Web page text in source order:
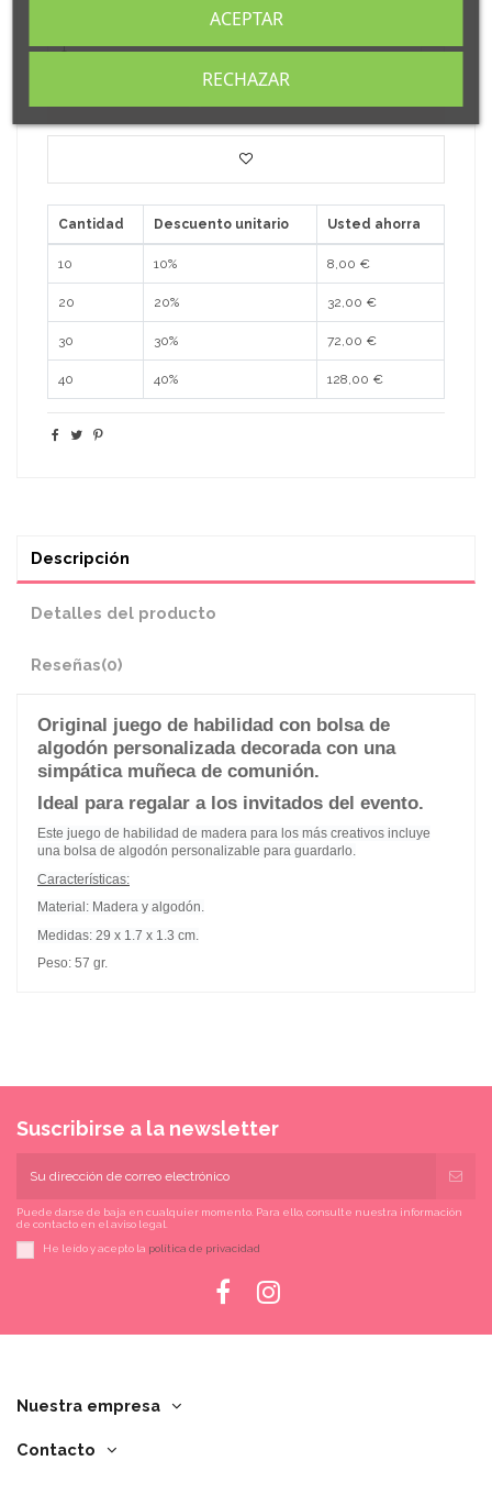
Cantidad Descuento unitario Usted ahorra
10 10% 8,00 €
20 20% 32,00 €
30 30% 72,00 €
40 40% 128,00 €
Descripción
Detalles del producto
Reseñas(0)
Original juego de habilidad con bolsa de
algodón personalizada decorada con una
simpática muñeca de comunión.
Ideal para regalar a los invitados del evento.
Este juego de habilidad de madera para los más creativos incluye
una bolsa de algodón personalizable para guardarlo.
Características:
Material: Madera y algodón.
Medidas: 29 x 1.7 x 1.3 cm.
Peso: 57 gr.
Suscribirse a la newsletter
Puede darse de baja en cualquier momento. Para ello, consulte nuestra información
de contacto en el aviso legal.
He leído y acepto la política de privacidad
Nuestra empresa
Contacto
RECHAZAR
ACEPTAR